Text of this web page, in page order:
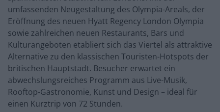
umfassenden Neugestaltung des Olympia-Areals, der
Eröffnung des neuen Hyatt Regency London Olympia
sowie zahlreichen neuen Restaurants, Bars und
Kulturangeboten etabliert sich das Viertel als attraktive
Alternative zu den klassischen Touristen-Hotspots der
britischen Hauptstadt. Besucher erwartet ein
abwechslungsreiches Programm aus Live-Musik,
Rooftop-Gastronomie, Kunst und Design – ideal für
einen Kurztrip von 72 Stunden.